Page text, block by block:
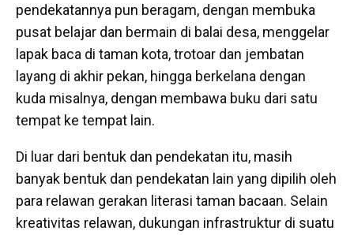
pendekatannya pun beragam, dengan membuka
pusat belajar dan bermain di balai desa, menggelar
lapak baca di taman kota, trotoar dan jembatan
layang di akhir pekan, hingga berkelana dengan
kuda misalnya, dengan membawa buku dari satu
tempat ke tempat lain.
Di luar dari bentuk dan pendekatan itu, masih
banyak bentuk dan pendekatan lain yang dipilih oleh
para relawan gerakan literasi taman bacaan. Selain
kreativitas relawan, dukungan infrastruktur di suatu